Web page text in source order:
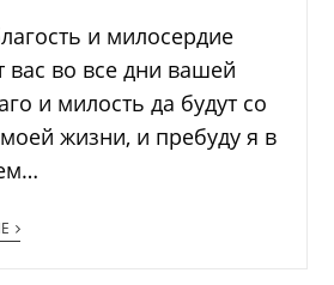
и милосердие
во все дни вашей
и милость да будут со
жизни, и пребуду я в